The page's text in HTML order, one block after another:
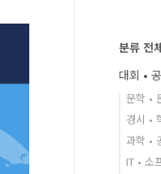
분류 전
대회 •
문학 •
경시 •
과학 •
IT • 소